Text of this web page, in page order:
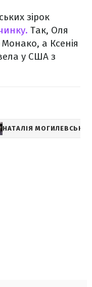
зірок
Так, Оля
а Ксенія
у США з
НАТАЛІЯ МОГИЛЕВСЬКА